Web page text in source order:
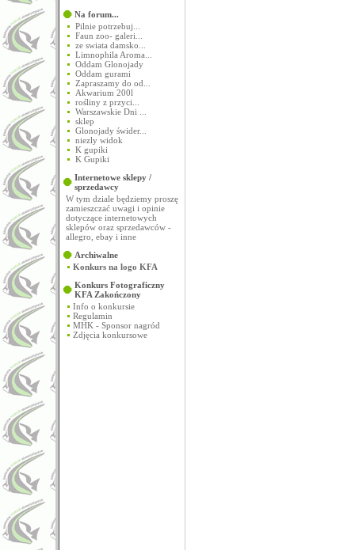
Na forum...
Pilnie potrzebuj...
Faun zoo- galeri...
ze swiata damsko...
Limnophila Aroma...
Oddam Glonojady
Oddam gurami
Zapraszamy do od...
Akwarium 200l
rośliny z przyci...
Warszawskie Dni ...
sklep
Glonojady świder...
niezly widok
K gupiki
K Gupiki
Internetowe sklepy /
sprzedawcy
W tym dziale będziemy proszę
zamieszczać uwagi i opinie
dotyczące internetowych
sklepów oraz sprzedawców -
allegro, ebay i inne
Archiwalne
Konkurs na logo KFA
Konkurs Fotograficzny
KFA Zakończony
Info o konkursie
Regulamin
MHK - Sponsor nagród
Zdjęcia konkursowe